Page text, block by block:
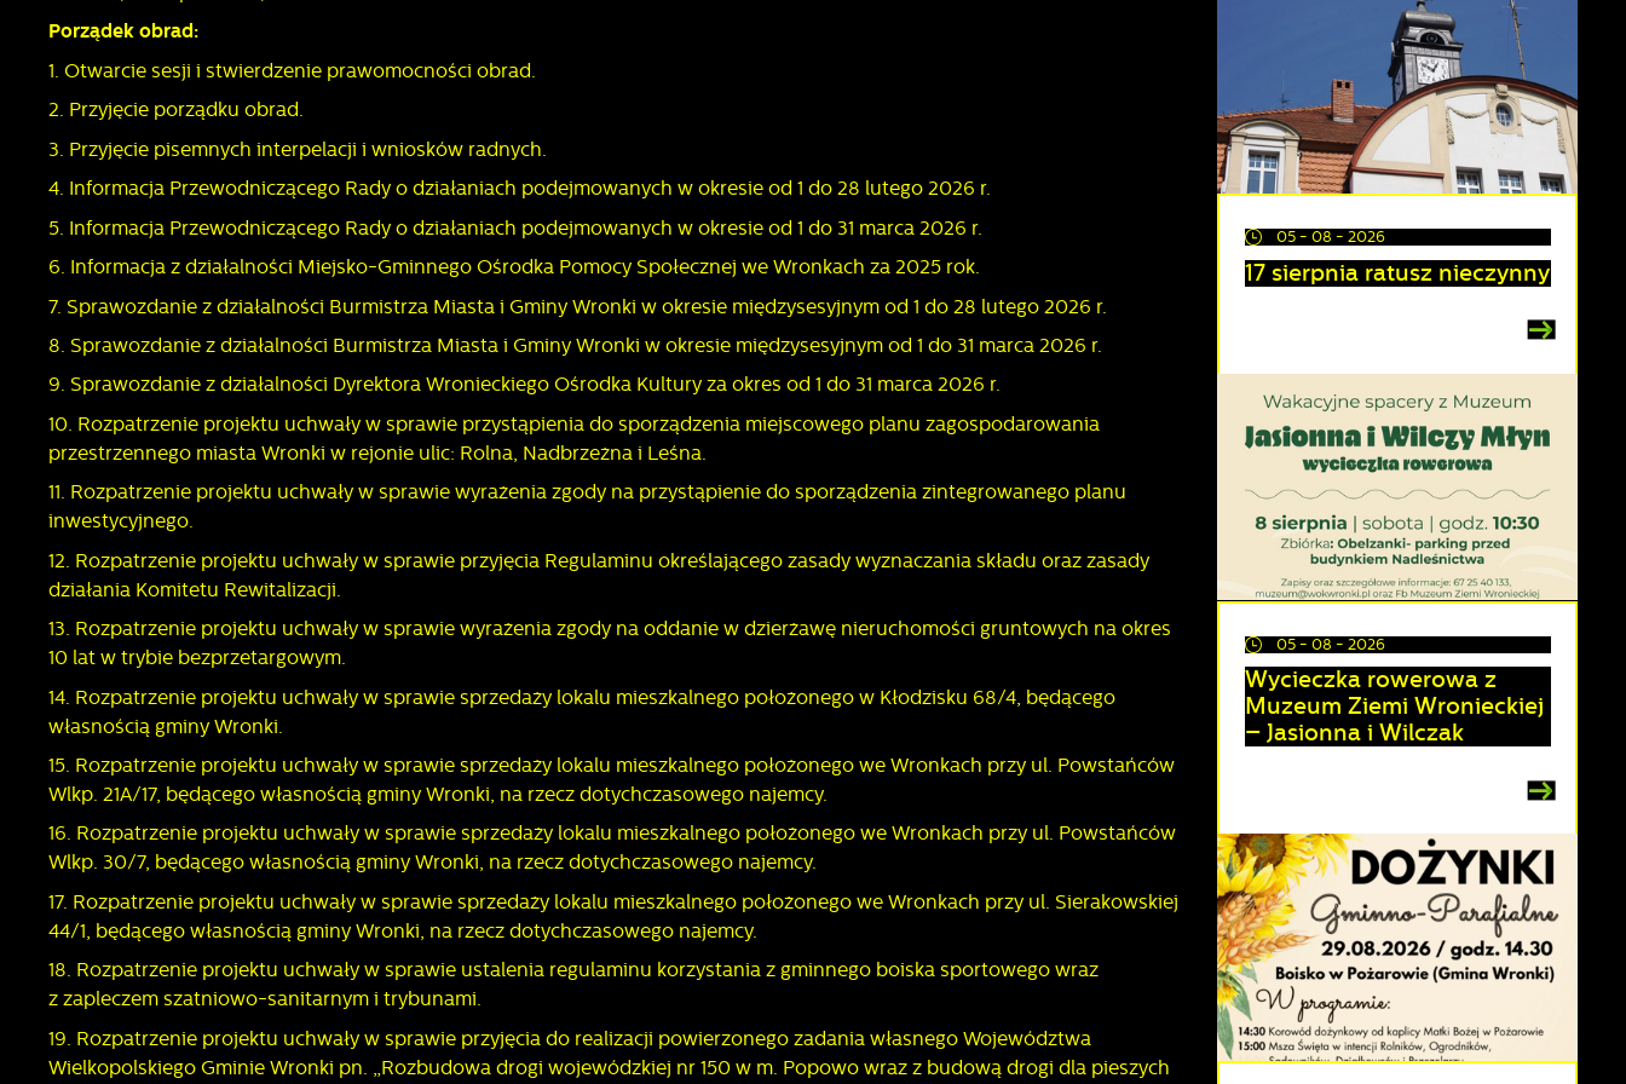
Porządek obrad:
1. Otwarcie sesji i stwierdzenie prawomocności obrad.
2. Przyjęcie porządku obrad.
3. Przyjęcie pisemnych interpelacji i wniosków radnych.
4. Informacja Przewodniczącego Rady o działaniach podejmowanych w okresie od 1 do 28 lutego 2026 r.
5. Informacja Przewodniczącego Rady o działaniach podejmowanych w okresie od 1 do 31 marca 2026 r.
6. Informacja z działalności Miejsko-Gminnego Ośrodka Pomocy Społecznej we Wronkach za 2025 rok.
7. Sprawozdanie z działalności Burmistrza Miasta i Gminy Wronki w okresie międzysesyjnym od 1 do 28 lutego 2026 r.
8. Sprawozdanie z działalności Burmistrza Miasta i Gminy Wronki w okresie międzysesyjnym od 1 do 31 marca 2026 r.
9. Sprawozdanie z działalności Dyrektora Wronieckiego Ośrodka Kultury za okres od 1 do 31 marca 2026 r.
10. Rozpatrzenie projektu uchwały w sprawie przystąpienia do sporządzenia miejscowego planu zagospodarowania
przestrzennego miasta Wronki w rejonie ulic: Rolna, Nadbrzeżna i Leśna.
11. Rozpatrzenie projektu uchwały w sprawie wyrażenia zgody na przystąpienie do sporządzenia zintegrowanego planu
inwestycyjnego.
12. Rozpatrzenie projektu uchwały w sprawie przyjęcia Regulaminu określającego zasady wyznaczania składu oraz zasady
działania Komitetu Rewitalizacji.
13. Rozpatrzenie projektu uchwały w sprawie wyrażenia zgody na oddanie w dzierżawę nieruchomości gruntowych na okres
10 lat w trybie bezprzetargowym.
14. Rozpatrzenie projektu uchwały w sprawie sprzedaży lokalu mieszkalnego położonego w Kłodzisku 68/4, będącego
własnością gminy Wronki.
15. Rozpatrzenie projektu uchwały w sprawie sprzedaży lokalu mieszkalnego położonego we Wronkach przy ul. Powstańców
Wlkp. 21A/17, będącego własnością gminy Wronki, na rzecz dotychczasowego najemcy.
16. Rozpatrzenie projektu uchwały w sprawie sprzedaży lokalu mieszkalnego położonego we Wronkach przy ul. Powstańców
Wlkp. 30/7, będącego własnością gminy Wronki, na rzecz dotychczasowego najemcy.
17. Rozpatrzenie projektu uchwały w sprawie sprzedaży lokalu mieszkalnego położonego we Wronkach przy ul. Sierakowskiej
44/1, będącego własnością gminy Wronki, na rzecz dotychczasowego najemcy.
18. Rozpatrzenie projektu uchwały w sprawie ustalenia regulaminu korzystania z gminnego boiska sportowego wraz
z zapleczem szatniowo-sanitarnym i trybunami.
19. Rozpatrzenie projektu uchwały w sprawie przyjęcia do realizacji powierzonego zadania własnego Województwa
Wielkopolskiego Gminie Wronki pn. „Rozbudowa drogi wojewódzkiej nr 150 w m. Popowo wraz z budową drogi dla pieszych
05 - 08 - 2026
17 sierpnia ratusz nieczynny
05 - 08 - 2026
Wycieczka rowerowa z
Muzeum Ziemi Wronieckiej
– Jasionna i Wilczak
Ustawienia
Szanujemy Twoją prywatność. Możesz zmienić ustawienia cookies lub
zaakceptować je wszystkie. W dowolnym momencie możesz dokonać zmiany
Niezbędne
Niezbędne pliki cookies służą do prawidłowego funkcjonowania strony
internetowej i umożliwiają Ci komfortowe korzystanie z oferowanych przez nas
Pliki cookies odpowiadają na podejmowane przez Ciebie działania w celu m.in.
dostosowania Twoich ustawień preferencji prywatności, logowania czy wypełniania
zakłóceń.
Więcej
Tego typu pliki cookies umożliwiają stronie internetowej zapamiętanie
funkcjonalności czy prezentowanych treści.